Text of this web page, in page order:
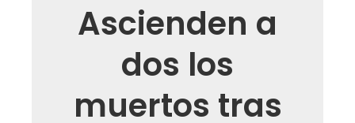
Ascienden a
dos los
muertos tras